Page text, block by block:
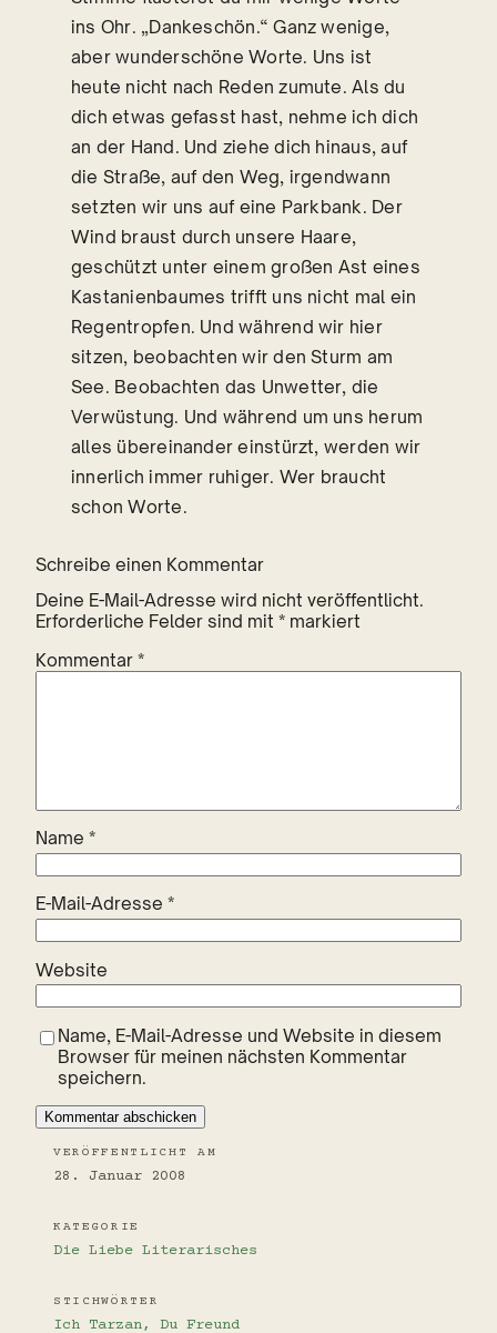
ins Ohr. „Dankeschön.“ Ganz wenige,
aber wunderschöne Worte. Uns ist
heute nicht nach Reden zumute. Als du
dich etwas gefasst hast, nehme ich dich
an der Hand. Und ziehe dich hinaus, auf
die Straße, auf den Weg, irgendwann
setzten wir uns auf eine Parkbank. Der
Wind braust durch unsere Haare,
geschützt unter einem großen Ast eines
Kastanienbaumes trifft uns nicht mal ein
Regentropfen. Und während wir hier
sitzen, beobachten wir den Sturm am
See. Beobachten das Unwetter, die
Verwüstung. Und während um uns herum
alles übereinander einstürzt, werden wir
innerlich immer ruhiger. Wer braucht
schon Worte.
Schreibe einen Kommentar
Deine E-Mail-Adresse wird nicht veröffentlicht.
Erforderliche Felder sind mit * markiert
Kommentar *
Name *
E-Mail-Adresse *
Website
Name, E-Mail-Adresse und Website in diesem
Browser für meinen nächsten Kommentar
speichern.
VERÖFFENTLICHT AM
28. Januar 2008
KATEGORIE
Die Liebe Literarisches
STICHWÖRTER
Ich Tarzan, Du Freund